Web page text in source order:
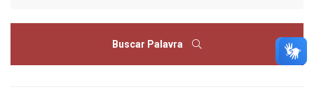
Buscar Palavra